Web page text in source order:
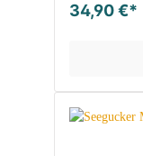
34,90 €*